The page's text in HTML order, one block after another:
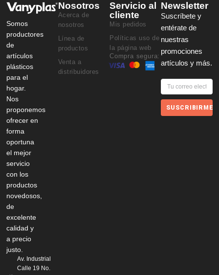
Somos
productores
de
artículos
plásticos
para el
hogar.
Nos
proponemos
ofrecer en
forma
oportuna
el mejor
servicio
con los
productos
novedosos,
de
excelente
calidad y
a precio
justo.
Av. Industrial
Calle 19 No.
Nosotros
Acerca de
nosotros
Línea de
productos
Venta a
distribuidores
Servicio al
cliente
Mis pedidos
Políticas uso de
la página web
Compra segura:
Newsletter
Suscríbete y
entérate de
nuestras
promociones
artículos y más.
SUSCRIBIRME